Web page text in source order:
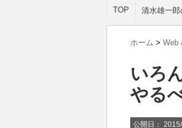
TOP 清水雄一郎
ホーム > Web
いろ
やる
公開日：